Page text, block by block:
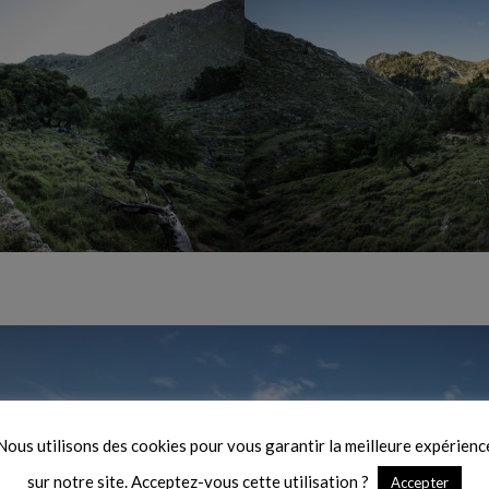
utilisons des cookies pour vous garantir la meilleure
sur notre site. Acceptez-vous cette utilisation ?
Accepter